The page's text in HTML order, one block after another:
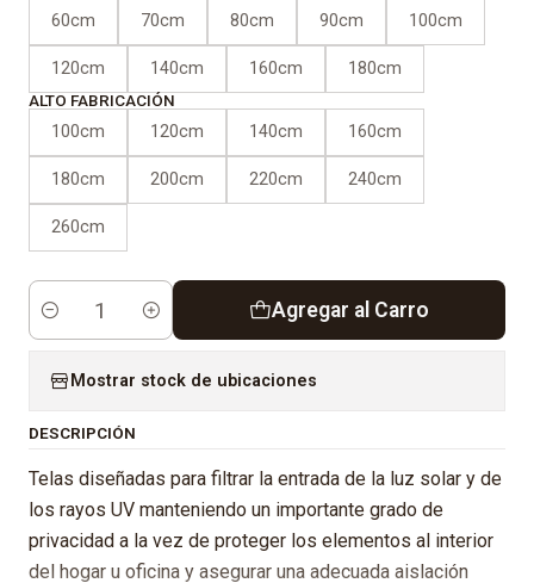
60cm 70cm 80cm 90cm 100cm
120cm 140cm 160cm 180cm
ALTO FABRICACIÓN
100cm 120cm 140cm 160cm
180cm 200cm 220cm 240cm
260cm
Cantidad
Agregar al Carro
Mostrar stock de ubicaciones
DESCRIPCIÓN
Telas diseñadas para filtrar la entrada de la luz solar y de
los rayos UV manteniendo un importante grado de
privacidad a la vez de proteger los elementos al interior
del hogar u oficina y asegurar una adecuada aislación